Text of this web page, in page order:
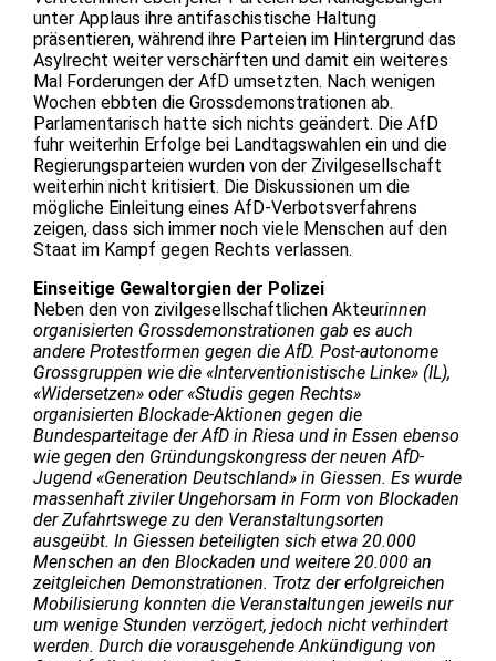
unter Applaus ihre antifaschistische Haltung
präsentieren, während ihre Parteien im Hintergrund das
Asylrecht weiter verschärften und damit ein weiteres
Mal Forderungen der AfD umsetzten. Nach wenigen
Wochen ebbten die Grossdemonstrationen ab.
Parlamentarisch hatte sich nichts geändert. Die AfD
fuhr weiterhin Erfolge bei Landtagswahlen ein und die
Regierungsparteien wurden von der Zivilgesellschaft
weiterhin nicht kritisiert. Die Diskussionen um die
mögliche Einleitung eines AfD-Verbotsverfahrens
zeigen, dass sich immer noch viele Menschen auf den
Staat im Kampf gegen Rechts verlassen.
Einseitige Gewaltorgien der Polizei
Neben den von zivilgesellschaftlichen Akteurinnen
organisierten Grossdemonstrationen gab es auch
andere Protestformen gegen die AfD. Post-autonome
Grossgruppen wie die «Interventionistische Linke» (IL),
«Widersetzen» oder «Studis gegen Rechts»
organisierten Blockade-Aktionen gegen die
Bundesparteitage der AfD in Riesa und in Essen ebenso
wie gegen den Gründungskongress der neuen AfD-
Jugend «Generation Deutschland» in Giessen. Es wurde
massenhaft ziviler Ungehorsam in Form von Blockaden
der Zufahrtswege zu den Veranstaltungsorten
ausgeübt. In Giessen beteiligten sich etwa 20.000
Menschen an den Blockaden und weitere 20.000 an
zeitgleichen Demonstrationen. Trotz der erfolgreichen
Mobilisierung konnten die Veranstaltungen jeweils nur
um wenige Stunden verzögert, jedoch nicht verhindert
werden. Durch die vorausgehende Ankündigung von